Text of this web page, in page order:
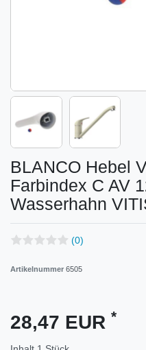
BLANCO Hebel
Farbindex C AV
Wasserhahn
(0)
Artikelnummer 6505
28,47 EUR *